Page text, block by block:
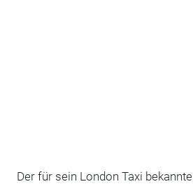
Der für sein London Taxi bekannte